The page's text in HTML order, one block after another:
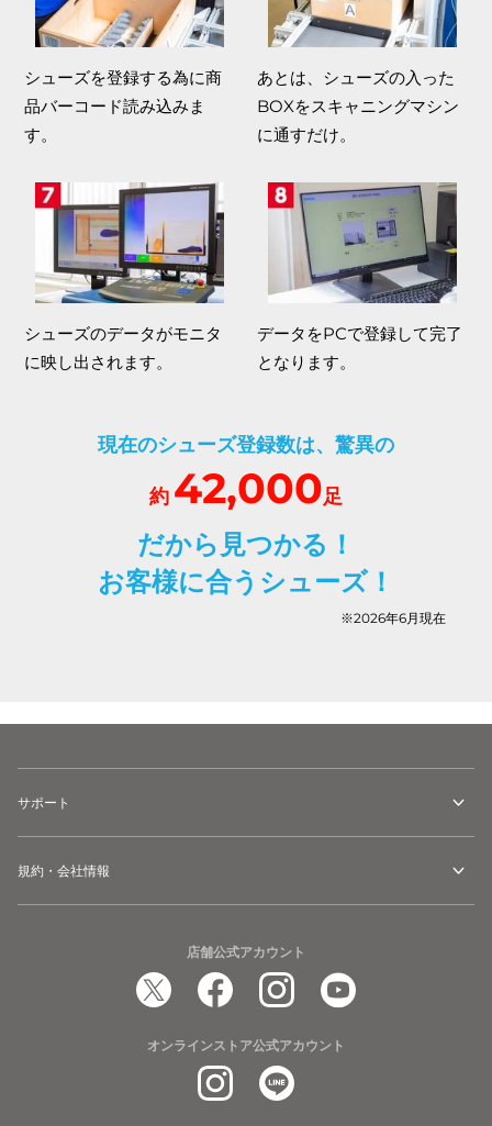
シューズを登録する為に商
品バーコード読み込みま
す。
あとは、シューズの入った
BOXをスキャニングマシン
に通すだけ。
シューズのデータがモニタ
に映し出されます。
データをPCで登録して完了
となります。
現在のシューズ登録数は、驚異の
約 42,000足
だから見つかる！
お客様に合うシューズ！
※2026年6月現在
サポート
規約・会社情報
店舗公式アカウント
オンラインストア公式アカウント